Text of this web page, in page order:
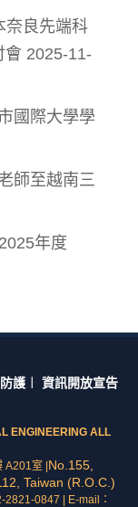
奈良先端科
會 2025-11-
國際大學學
師至越南三
年度
護︱ 資訊開放宣告
ENGINEERING ALL
室 | No.155,
Taiwan (R.O.C.)
0847 | E-mail：